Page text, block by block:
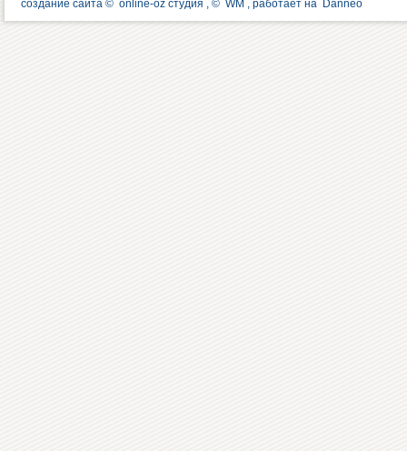
создание сайта © online-oz студия , © WM , работает на Danneo